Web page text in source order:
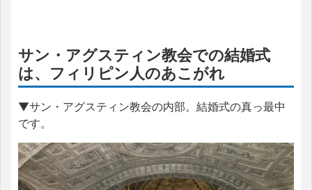
サン・アグスティン教会での結婚式
は、フィリピン人のあこがれ
▼サン・アグスティン教会の内部。結婚式の真っ最中
です。